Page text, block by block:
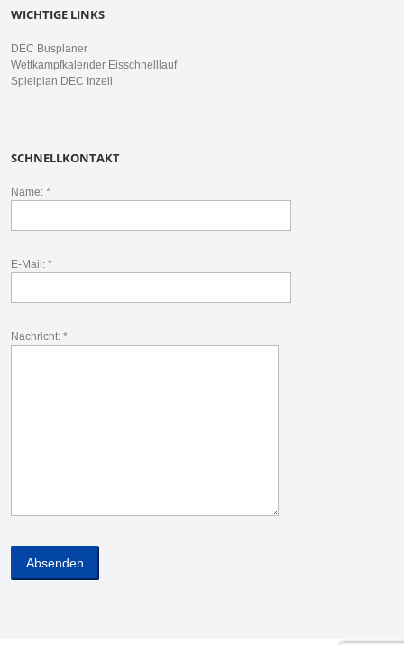
WICHTIGE LINKS
DEC Busplaner
Wettkampfkalender Eisschnelllauf
Spielplan DEC Inzell
SCHNELLKONTAKT
Name: *
E-Mail: *
Nachricht: *